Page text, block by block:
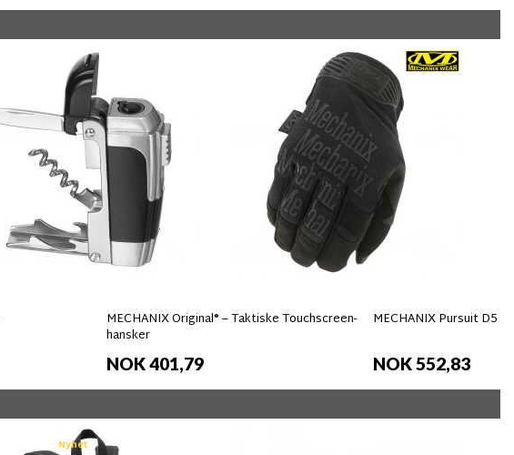
MECHANIX Original® – Taktiske Touchscreen-
hansker
NOK 401,79
MECHANIX Pursuit D5
NOK 552,83
Nyhet